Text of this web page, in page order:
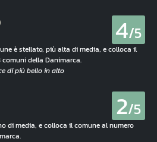
4/5
è stellato, più alta di media, e colloca il
della Danimarca.
2/5
di media, e colloca il comune al numero